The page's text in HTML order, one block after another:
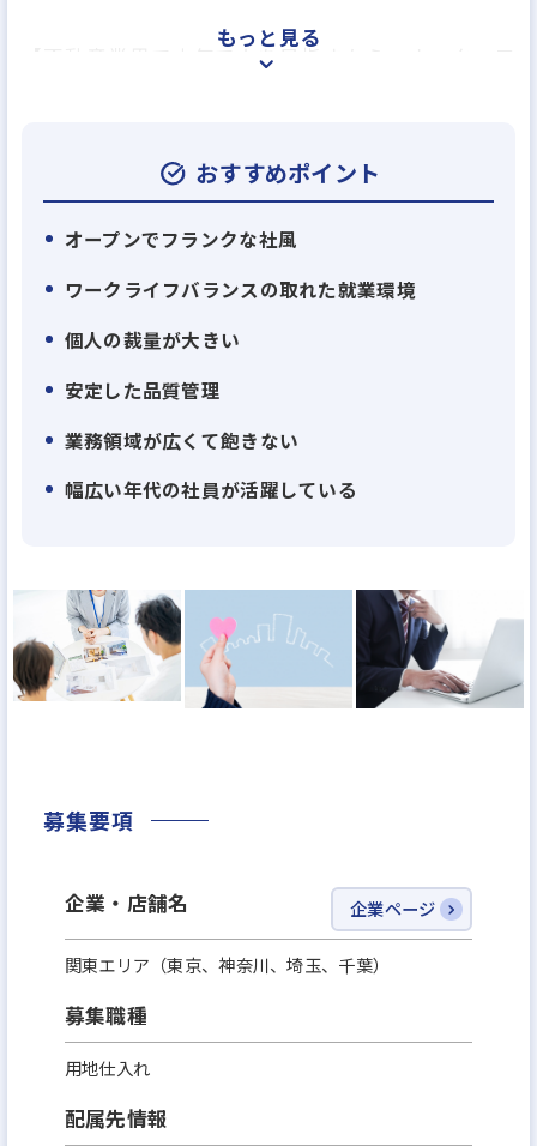
【不動産業界で本気で上を目指すなら、ホーク・ワ
念するだけで、企画に関われない」
そんな物足りなさを感じていませんか？
ホーク・ワンの企画営業職は、不動産ビジネスの全
【努力が正当に反映される業界トップクラスの評価
制度】
力。
・平均年収700万円！
・成果を出した社員には表彰や特別ボーナスも！
＜年収例＞
| 入社1年目 |＿＿＿ | 420万円 |
| 入社5年目 | 支店長 | 1,200万円～1,800万円 |
＜企画営業職の評価制度について＞
個人の仕入棟数（＋販売棟数＋粗利＋回転日数）
・何棟分の用地を仕入れ、お客様に選んでもらえた
・自身の担当物件および支店業績成長への貢献度
～～～～～～～～～～～～～～～～～～～～
半期ごとに実績を集計し、賞与で還元いたします！
もっと見る
おすすめポイント
オープンでフランクな社風
ワークライフバランスの取れた就業環境
個人の裁量が大きい
安定した品質管理
業務領域が広くて飽きない
幅広い年代の社員が活躍している
募集要項
企業・店舗名 企業ページ
関東エリア（東京、神奈川、埼玉、千葉）
募集職種
用地仕入れ
配属先情報